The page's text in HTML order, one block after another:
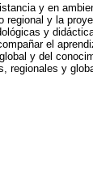
y en
y la
y
el
y del
regionales y